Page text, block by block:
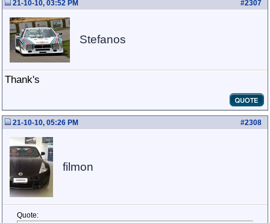
#2307
21-10-10, 03:52 PM
Stefanos
Thank's
#2308
21-10-10, 05:26 PM
filmon
Quote: